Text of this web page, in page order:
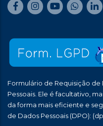
Formulário de Requisição
Pessoais. Ele é facultativo,
da forma mais eficiente e
de Dados Pessoais (DPO):